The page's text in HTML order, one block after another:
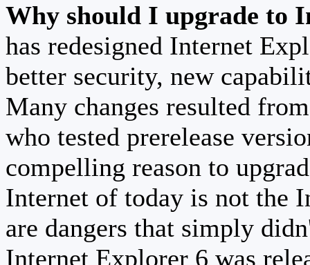
Why should I upgrade to
has redesigned Internet
better security, new
Many changes resulted
who tested prerelease
compelling reason to
Internet of today is not the
are dangers that simply
Internet Explorer 6 was